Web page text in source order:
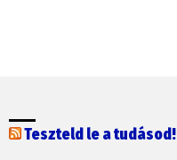
Teszteld le a tudásod!